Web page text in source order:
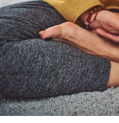
at
få
et
pusterum
i
en
travl